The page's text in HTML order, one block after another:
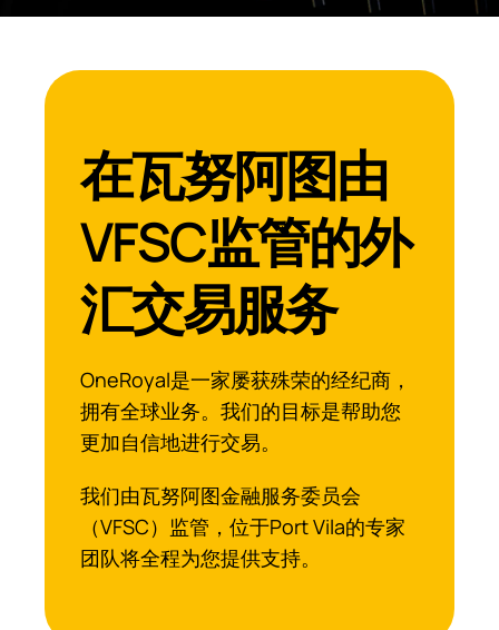
在瓦努阿图由
VFSC监管的外
汇交易服务
OneRoyal是一家屡获殊荣的经纪商，
拥有全球业务。我们的目标是帮助您
更加自信地进行交易。
我们由瓦努阿图金融服务委员会
（VFSC）监管，位于Port Vila的专家
团队将全程为您提供支持。